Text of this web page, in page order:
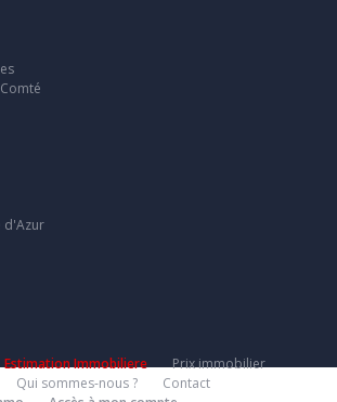
d'Azur
Estimation Immobiliere
Prix immobilier
Qui sommes-nous ?
Contact